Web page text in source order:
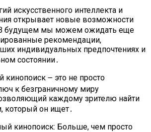
искусственного интеллекта и
открывает новые возможности
В будущем мы можем ожидать еще
рекомендации,
индивидуальных предпочтениях и
состоянии․
кинопоиск ౼ это не просто
к безграничному миру
каждому зрителю найти
который он ищет․